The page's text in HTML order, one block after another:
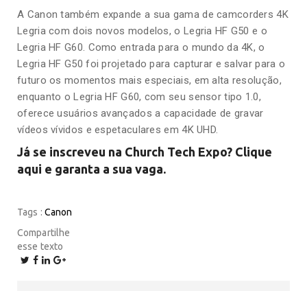
A Canon também expande a sua gama de camcorders 4K
Legria com dois novos modelos, o Legria HF G50 e o
Legria HF G60. Como entrada para o mundo da 4K, o
Legria HF G50 foi projetado para capturar e salvar para o
futuro os momentos mais especiais, em alta resolução,
enquanto o Legria HF G60, com seu sensor tipo 1.0,
oferece usuários avançados a capacidade de gravar
vídeos vívidos e espetaculares em 4K UHD.
Já se inscreveu na Church Tech Expo? Clique
aqui e garanta a sua vaga.
Tags : Canon
Compartilhe
esse texto